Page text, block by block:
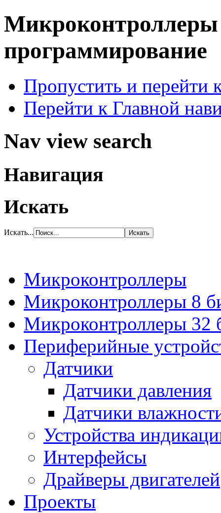
программирование
Пропустить и перейти
Перейти к Главной
Nav view search
Навигация
Искать
Искать...
Микроконтроллеры
Микроконтроллеры 8
Микроконтроллеры 32
Периферийные
Датчики
Датчики давления
Датчики
Устройства
Интерфейсы
Драйверы двигателей
Проекты